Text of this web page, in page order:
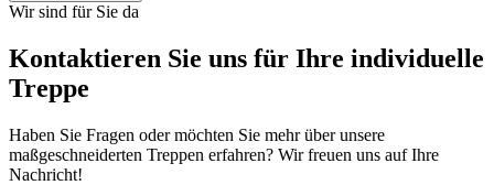
Wir sind für Sie da
Kontaktieren Sie uns für Ihre individuelle
Treppe
Haben Sie Fragen oder möchten Sie mehr über unsere
maßgeschneiderten Treppen erfahren? Wir freuen uns auf Ihre
Nachricht!